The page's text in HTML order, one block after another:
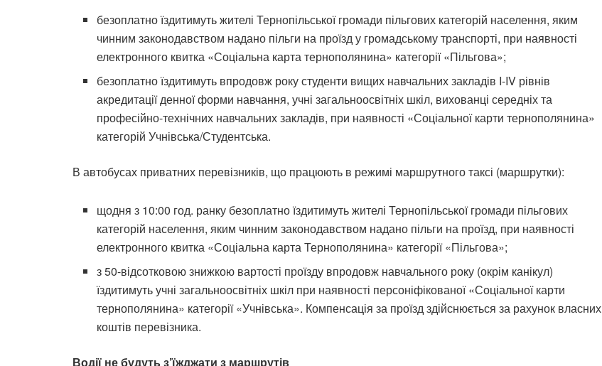
безоплатно їздитимуть жителі Тернопільської громади пільгових категорій населення, яким
чинним законодавством надано пільги на проїзд у громадському транспорті, при наявності
електронного квитка «Соціальна карта тернополянина» категорії «Пільгова»;
безоплатно їздитимуть впродовж року студенти вищих навчальних закладів I-IV рівнів
акредитації денної форми навчання, учні загальноосвітніх шкіл, вихованці середніх та
професійно-технічних навчальних закладів, при наявності «Соціальної карти тернополянина»
категорій Учнівська/Студентська.
В автобусах приватних перевізників, що працюють в режимі маршрутного таксі (маршрутки):
щодня з 10:00 год. ранку безоплатно їздитимуть жителі Тернопільської громади пільгових
категорій населення, яким чинним законодавством надано пільги на проїзд, при наявності
електронного квитка «Соціальна карта Тернополянина» категорії «Пільгова»;
з 50-відсотковою знижкою вартості проїзду впродовж навчального року (окрім канікул)
їздитимуть учні загальноосвітніх шкіл при наявності персоніфікованої «Соціальної карти
тернополянина» категорії «Учнівська». Компенсація за проїзд здійснюється за рахунок власних
коштів перевізника.
Водії не будуть з’їжджати з маршрутів